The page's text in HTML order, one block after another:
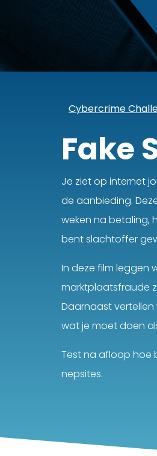
Cybercrime
Fake
Je ziet op internet
de aanbieding.
weken na betaling,
bent slachtoffer
In deze film leggen
marktplaatsfraude
Daarnaast
wat je moet doen
Test na afloop hoe
nepsites.